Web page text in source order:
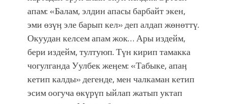
апам: «Балам, элдин апасы барбайт экен,
эми өзүӊ эле барып кел» деп алдап жөнөттү.
Окуудан келсем апам жок… Ары издейм,
бери издейм, тултуюп. Түн кирип тамакка
чогулганда Уулбек жеӊем: «Табыке, апаӊ
кетип калды» дегенде, мен чалкаман кетип
эсим оогуча өкүрүп ыйлап жатып уктап